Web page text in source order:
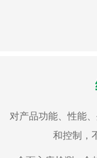
对产品功能、性能
和控制，